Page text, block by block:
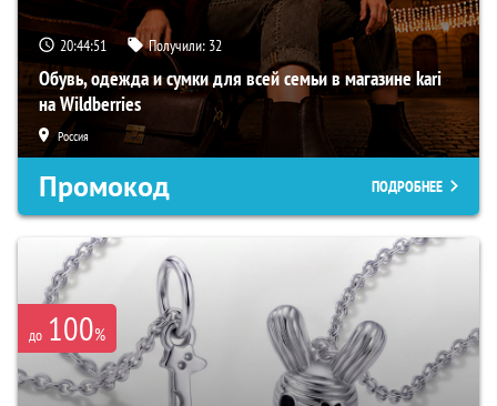
20:44:50 Получили: 32
Обувь, одежда и сумки для всей семьи в магазине kari
на Wildberries
Россия
Промокод ПОДРОБНЕЕ
до 100%